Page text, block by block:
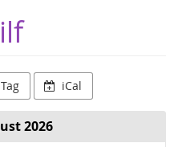
Tag iCal
2026